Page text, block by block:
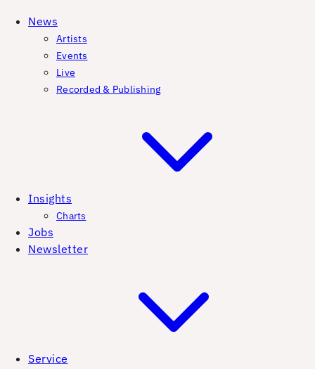
News
Artists
Events
Live
Recorded & Publishing
Insights
Charts
Jobs
Newsletter
Service